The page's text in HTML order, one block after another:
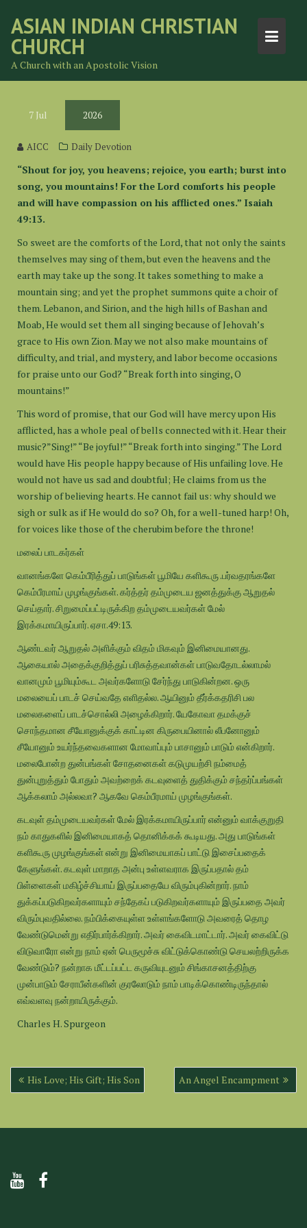
content
ASIAN INDIAN CHRISTIAN
CHURCH
A Church with an Apostolic Vision
7 Jul 2026
AICC Daily Devotion
“Shout for joy, you heavens; rejoice, you earth; burst into
song, you mountains! For the Lord comforts his people
and will have compassion on his afflicted ones.” Isaiah
49:13.
So sweet are the comforts of the Lord, that not only the saints
themselves may sing of them, but even the heavens and the
earth may take up the song. It takes something to make a
mountain sing; and yet the prophet summons quite a choir of
them. Lebanon, and Sirion, and the high hills of Bashan and
Moab, He would set them all singing because of Jehovah’s
grace to His own Zion. May we not also make mountains of
difficulty, and trial, and mystery, and labor become occasions
for praise unto our God? “Break forth into singing, O
mountains!”
This word of promise, that our God will have mercy upon His
afflicted, has a whole peal of bells connected with it. Hear their
music?”Sing!” “Be joyful!” “Break forth into singing.” The Lord
would have His people happy because of His unfailing love. He
would not have us sad and doubtful; He claims from us the
worship of believing hearts. He cannot fail us: why should we
sigh or sulk as if He would do so? Oh, for a well-tuned harp! Oh,
for voices like those of the cherubim before the throne!
மலைப் பாடகர்கள்
வானங்களே கெம்பீரித்துப் பாடுங்கள் பூமியே களிகூரு .பர்வதரங்களே
கெம்பீரமாய் முழங்குங்கள். கர்த்தர் தம்முடைய ஜனத்துக்கு ஆறுதல்
செய்தார். சிறுமைப்பட்டிருக்கிற தம்முடையவர்கள் மேல்
இரக்கமாயிருப்பார். ஏசா.49:13.
ஆண்டவர் ஆறுதல் அளிக்கும் விதம் மிகவும் இனிமையானது.
ஆகையால் அதைக்குறித்துப் பரிசுத்தவான்கள் பாடுவதோடல்லாமல்
வானமும் பூமியும்கூட அவர்களோடு சேர்ந்து பாடுகின்றன. ஒரு
மலையைப் பாடச் செய்வதே எளிதல்ல. ஆயினும் தீர்க்கதரிசி பல
மலைகளைப் பாடச்சொல்லி அழைக்கிறார். யேகோவா தமக்குச்
சொந்தமான சீயோனுக்குக் காட்டின கிருபையினால் லீபனோனும்
சீயோனும் உயர்ந்தவைகளான மோவாப்பும் பாசானும் பாடும் என்கிறார்.
மலைபோன்ற துன்பங்கள் சோதனைகள் கடுமுயற்சி நம்மைத்
துன்புறுத்தும் போதும் அவற்றைக் கடவுளைத் துதிக்கும் சந்தர்ப்பங்கள்
ஆக்கலாம் அல்லவா? ஆகவே கெம்பீரமாய் முழங்குங்கள்.
கடவுள் தம்முடையவர்கள் மேல் இரக்கமாயிருப்பார் என்னும் வாக்குறுதி
நம் காதுகளில் இனிமையாகத் தொனிக்கக் கூடியது. அது பாடுங்கள்
களிகூரு முழங்குங்கள் என்று இனிமையாகப் பாட்டு இசைப்பதைக்
கேளுங்கள். கடவுள் மாறாத அன்பு உள்ளவராக இருப்பதால் தம்
பிள்ளைகள் மகிழ்ச்சியாய் இருப்பதையே விரும்புகின்றார். நாம்
துக்கப்படுகிறவர்களாயும் சந்தேகப் படுகிறவர்களாயும் இருப்பதை அவர்
விரும்புவதில்லை. நம்பிக்கையுள்ள உள்ளங்களோடு அவரைத் தொழ
வேண்டுமென்று எதிர்பார்க்கிறார். அவர் கைவிடமாட்டார். அவர் கைவிட்டு
விடுவாரோ என்று நாம் ஏன் பெருமூச்சு விட்டுக்கொண்டு செயலற்றிருக்க
வேண்டும்? நன்றாக மீட்டப்பட்ட கருவியுடனும் சிங்காசனத்திற்கு
முன்பாடும் சேராபீன்களின் குரலோடும் நாம் பாடிக்கொண்டிருந்தால்
எவ்வளவு நன்றாயிருக்கும்.
Charles H. Spurgeon
Post
navigation
His Love; His Gift; His Son An Angel Encampment